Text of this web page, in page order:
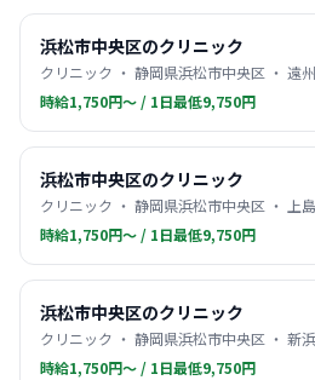
浜松市中央区のクリニック
クリニック ・ 静岡県浜松市中央区 ・ 遠
時給1,750円〜 / 1日最低9,750円
浜松市中央区のクリニック
クリニック ・ 静岡県浜松市中央区 ・ 上
時給1,750円〜 / 1日最低9,750円
浜松市中央区のクリニック
クリニック ・ 静岡県浜松市中央区 ・ 新
時給1,750円〜 / 1日最低9,750円